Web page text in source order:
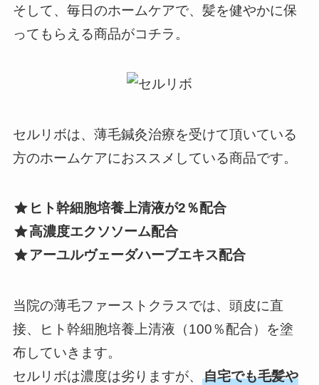
そして、毎日のホームケアで、髪を健やかに保
ってもらえる商品がコチラ。
セルリボは、薄毛鍼灸治療を受けて頂いている
方のホームケアにおススメしている商品です。
ヒト幹細胞培養上清液が2％配合
高濃度エクソソーム配合
アーユルヴェーダハーブエキス配合
当院の薄毛ファーストクラスでは、頭皮に直
接、ヒト幹細胞培養上清液（100％配合）を塗
布していきます。
セルリボは濃度は劣りますが、 自宅でも毛髪や